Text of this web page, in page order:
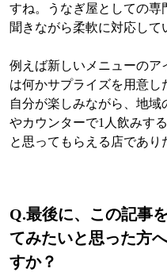
すね。うなぎ屋としての専
聞きながら柔軟に対応して
例えば新しいメニューのア
は何かサプライズを用意し
自分が楽しみながら、地
やカウンターで1人飲みす
と思ってもらえる店であり
Q.最後に、この記事
てみたいと思った方
すか？